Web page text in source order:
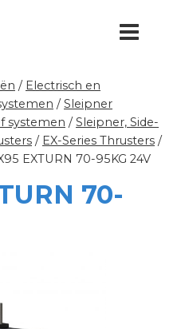
/ Electrisch en
/ Sleipner
systemen / Sleipner, Side-
/ EX-Series Thrusters /
EXTURN 70-95KG 24V
70-